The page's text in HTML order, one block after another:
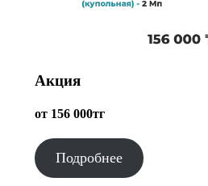
Акция
от 156 000тг
Подробнее